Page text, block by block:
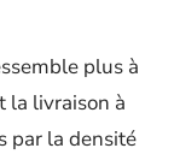
plus à
la livraison à
par la densité